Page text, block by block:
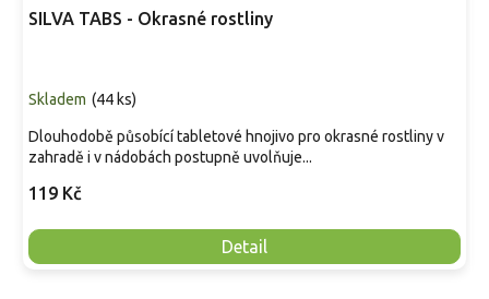
SILVA TABS - Okrasné rostliny
Skladem (44 ks)
119 Kč
Detail
Dlouhodobě působící tabletové hnojivo pro okrasné rostliny v
zahradě i v nádobách postupně uvolňuje...